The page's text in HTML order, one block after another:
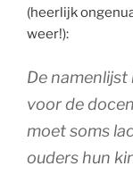
(heerlijk
weer!):
De
voor de
moet soms
ouders hun